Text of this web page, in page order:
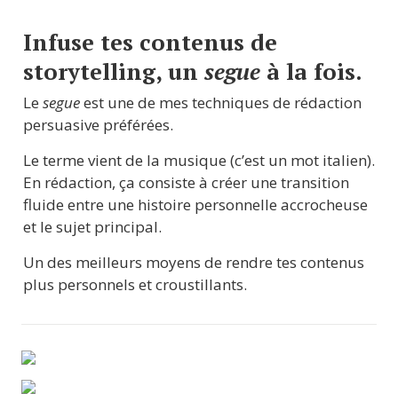
Infuse tes contenus de
storytelling, un segue à la fois.
Le segue est une de mes techniques de rédaction
persuasive préférées.
Le terme vient de la musique (c’est un mot italien).
En rédaction, ça consiste à créer une transition
fluide entre une histoire personnelle accrocheuse
et le sujet principal.
Un des meilleurs moyens de rendre tes contenus
plus personnels et croustillants.